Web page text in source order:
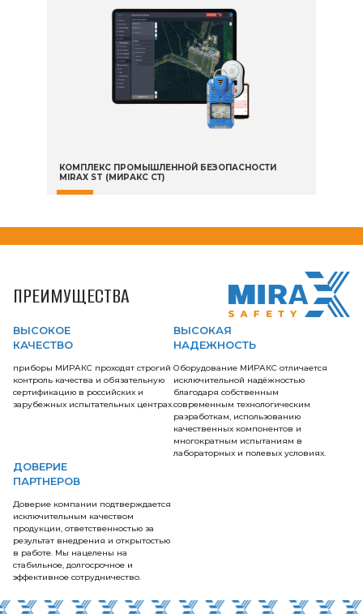
КОМПЛЕКС ПРОМЫШЛЕННОЙ БЕЗОПАСНОСТИ
MIRAX ST (МИРАКС СТ)
ПРЕИМУЩЕСТВА
ВЫСОКОЕ
КАЧЕСТВО
приборы МИРАКС проходят строгий
контроль качества и обязательную
сертификацию в российских и
зарубежных испытательных центрах.
ВЫСОКАЯ
НАДЕЖНОСТЬ
Оборудование МИРАКС отличается
исключительной надёжностью
благодаря собственным
современным технологическим
разработкам, использованию
качественных компонентов и
многократным испытаниям в
лабораторных и полевых условиях.
ДОВЕРИЕ
ПАРТНЕРОВ
Доверие компании подтверждается
исключительным качеством
продукции, ответственностью за
результат внедрения и открытостью
в работе. Мы нацелены на
стабильное, долгосрочное и
эффективное сотрудничество.